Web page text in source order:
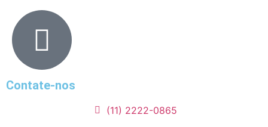
Contate-nos
(11) 2222-0865